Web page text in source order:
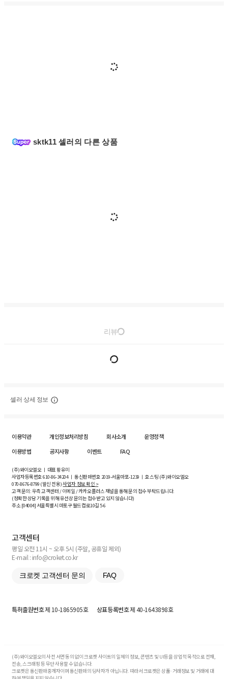
sktk11 셀러의 다른 상품
리뷰
셀러 상세 정보
이용약관 개인정보처리방침 회사소개
운영정책
이용방법
공지사항 이벤트 FAQ
(주)와이오엘오 ㅣ 대표 황유미
사업자등록번호610-86-34204ㅣ 통신판매번호 2019-서울마포-1239 ㅣ 호스팅 (주)와이오엘오
070-8676-8799 (발신 전용)사업자 정보 확인 >
고객 문의: 우측 고객센터 / 이메일 / 카카오플러스 채널을 통해 문의 접수 부탁드립니다.
(정확한 상담 기록을 위해 유선상 문의는 접수받고 있지 않습니다)
주소 [04004] 서울특별시 마포구 월드컵로10길5-6
고객센터
평일 오전 11시 ~ 오후 5시 (주말, 공휴일 제외)
E-mail : info@croket.co.kr
크로켓 고객센터 문의 FAQ
특허출원번호제 10-1865905호 상표등록번호제 40-1643898호
(주)와이오엘오의 사전 서면 동의 없이 크로켓 사이트의 일체의 정보, 콘텐츠 및 UI등을 상업적 목적으로 전재,
전송, 스크래핑 등 무단 사용할 수 없습니다.
크로켓은 통신판매중개자이며 통신판매의 당사자가 아닙니다. 따라서 크로켓은 상품·거래정보 및 거래에 대